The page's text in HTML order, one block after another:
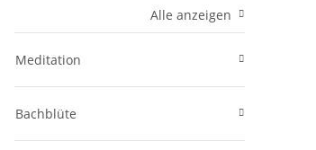
Alle anzeigen
Meditation
Bachblüte